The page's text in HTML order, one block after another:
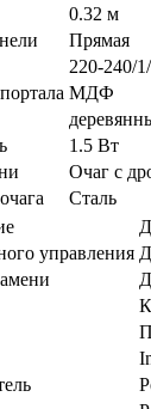
0.32 м
Прямая
220-240/
МДФ
1.5 Вт
Очаг с
Сталь
управления